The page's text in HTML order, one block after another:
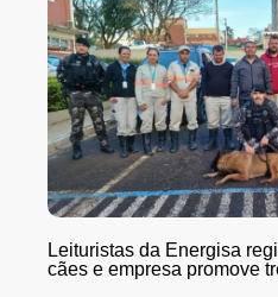
Leituristas da Energisa
cães e empresa promove